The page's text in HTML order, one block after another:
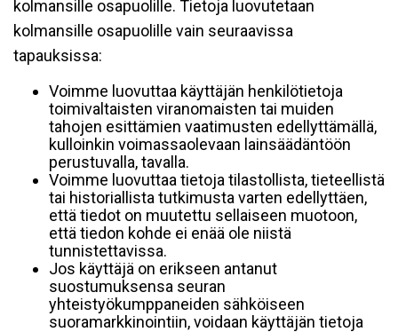
kolmansille osapuolille. Tietoja luovutetaan
kolmansille osapuolille vain seuraavissa
tapauksissa:
Voimme luovuttaa käyttäjän henkilötietoja
toimivaltaisten viranomaisten tai muiden
tahojen esittämien vaatimusten edellyttämällä,
kulloinkin voimassaolevaan lainsäädäntöön
perustuvalla, tavalla.
Voimme luovuttaa tietoja tilastollista, tieteellistä
tai historiallista tutkimusta varten edellyttäen,
että tiedot on muutettu sellaiseen muotoon,
että tiedon kohde ei enää ole niistä
tunnistettavissa.
Jos käyttäjä on erikseen antanut
suostumuksensa seuran
yhteistyökumppaneiden sähköiseen
suoramarkkinointiin, voidaan käyttäjän tietoja